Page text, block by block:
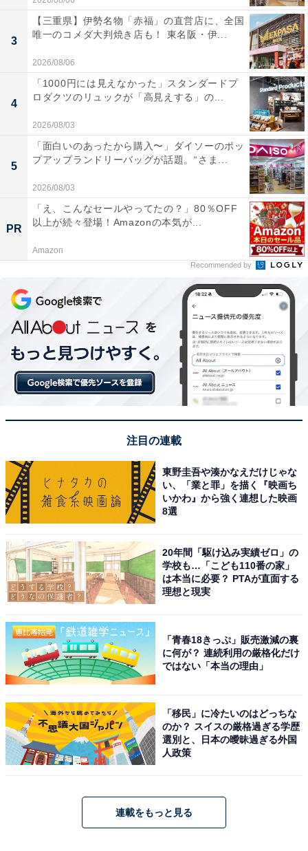
3
【三重県】伊勢名物「赤福」の直営店に、全国
唯一のコメダ大判焼き店も！ 東名阪・伊...
2026/08/06
4
「1000円には見えなかった」スタンダードプ
ロダクツのリュックが「高見えする」の...
2026/08/03
5
「面白いのあったから購入〜」ダイソーのポッ
プアップランドリーバッグが話題。“さま...
2026/08/03
PR
「え、こんなセールやってたの？」80％OFF
以上が続々登場！Amazonの本気が...
Amazon
Recommended by
注目の連載
東野圭吾や湊かなえだけじゃな
い、「業と罪」を描く『映画ち
いかわ』から強く連想した映画
8選
20年間「駆け込み実績ゼロ」の
学校も…「こども110番の家」
は本当に必要？ PTAが直面する
理想と現実
「青春18きっぷ」販売激減の裏
に何が？ 連続利用の厳格化だけ
ではない「本当の理由」
「移民」に冷たいのはどっちな
のか？ スイスの厳格過ぎる学歴
選別と、日本の曖昧過ぎる外国
人政策
連載をもっと見る